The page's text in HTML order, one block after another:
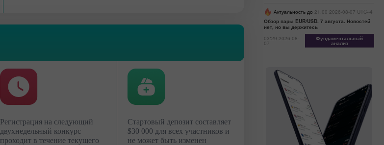
Регистрация на следующий
двухнедельный конкурс
проходит в течение текущего
Стартовый депозит составляет
$30 000 для всех участников и
не может быть изменен
Актуальность до 21:00 2026-08-07 UTC--4
Обзор пары EUR/USD. 7 августа. Новостей
нет, но вы держитесь
03:29 2026-08-
07
Фундаментальный
анализ